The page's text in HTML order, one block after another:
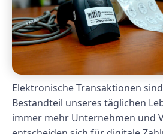
Elektronische Transaktionen
Bestandteil unseres täglichen
immer mehr Unternehmen und